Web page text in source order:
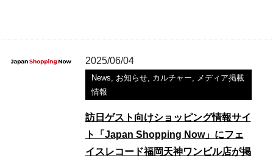
2025/06/04
News, お知らせ, カルチャー, メディア掲載
情報
訪日ゲスト向けショッピング情報サイ
ト「Japan Shopping Now」にフェ
イスレコード福岡天神ワンビル店が掲